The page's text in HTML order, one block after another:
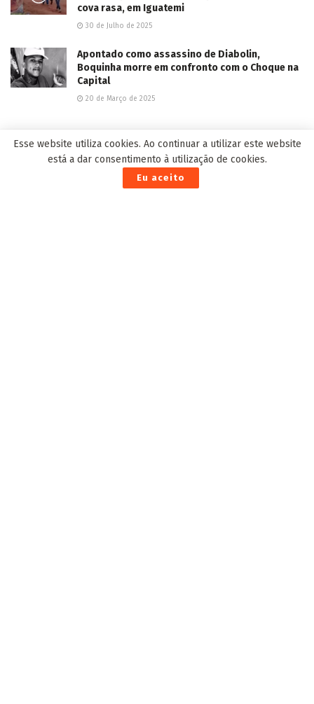
cova rasa, em Iguatemi
30 de Julho de 2025
Apontado como assassino de Diabolin,
Boquinha morre em confronto com o Choque na
Capital
20 de Março de 2025
EDITOR'S PICK
Esse website utiliza cookies. Ao continuar a utilizar este website
está a dar consentimento à utilização de cookies.
Eu aceito